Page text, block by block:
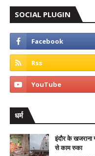
SOCIAL PLUGIN
धर्म
इंदौर के
से काम रुका